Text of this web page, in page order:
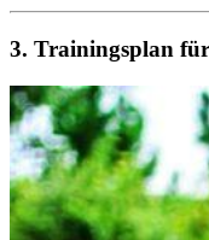
3. Trainingsplan für